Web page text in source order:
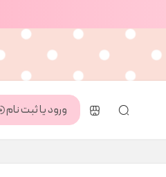
ورود یا ثبت نام